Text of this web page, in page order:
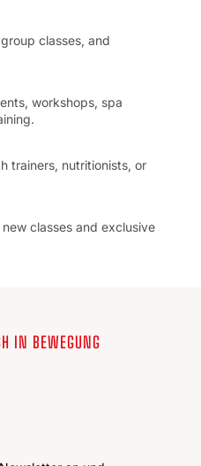
classes, and
workshops, spa
trainers, nutritionists, or
classes and exclusive
IN BEWEGUNG